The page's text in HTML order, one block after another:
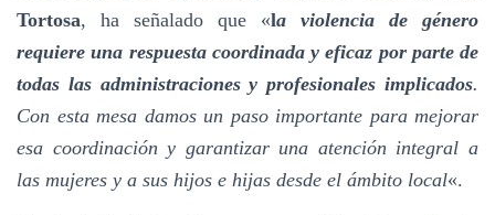
Tortosa, ha señalado que «la violencia de género
requiere una respuesta coordinada y eficaz por parte de
todas las administraciones y profesionales implicados.
Con esta mesa damos un paso importante para mejorar
esa coordinación y garantizar una atención integral a
las mujeres y a sus hijos e hijas desde el ámbito local«.